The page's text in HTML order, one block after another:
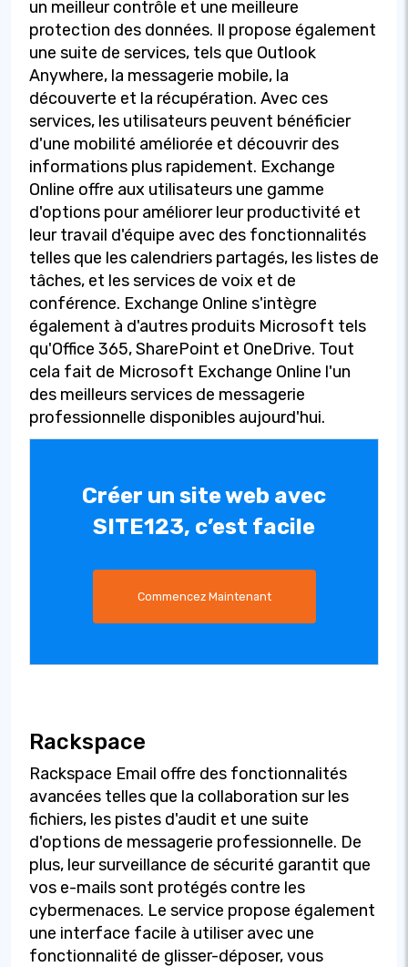
un meilleur contrôle et une meilleure
protection des données. Il propose également
une suite de services, tels que Outlook
Anywhere, la messagerie mobile, la
découverte et la récupération. Avec ces
services, les utilisateurs peuvent bénéficier
d'une mobilité améliorée et découvrir des
informations plus rapidement. Exchange
Online offre aux utilisateurs une gamme
d'options pour améliorer leur productivité et
leur travail d'équipe avec des fonctionnalités
telles que les calendriers partagés, les listes de
tâches, et les services de voix et de
conférence. Exchange Online s'intègre
également à d'autres produits Microsoft tels
qu'Office 365, SharePoint et OneDrive. Tout
cela fait de Microsoft Exchange Online l'un
des meilleurs services de messagerie
professionnelle disponibles aujourd'hui.
Créer un site web avec
SITE123, c’est facile
Commencez Maintenant
Rackspace
Rackspace Email offre des fonctionnalités
avancées telles que la collaboration sur les
fichiers, les pistes d'audit et une suite
d'options de messagerie professionnelle. De
plus, leur surveillance de sécurité garantit que
vos e-mails sont protégés contre les
cybermenaces. Le service propose également
une interface facile à utiliser avec une
fonctionnalité de glisser-déposer, vous